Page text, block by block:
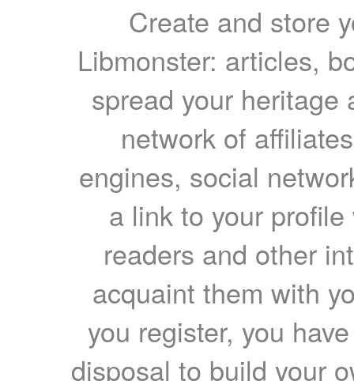
Create and store
Libmonster: articles,
spread your heritage
network of
engines, social
a link to your
readers and other
acquaint them with
you register, you
disposal to build your